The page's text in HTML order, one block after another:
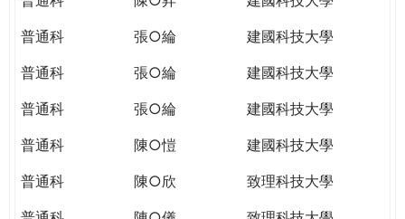
普通科
張○綸
建國科技大學
普通科
張○綸
建國科技大學
普通科
張○綸
建國科技大學
普通科
陳○愷
建國科技大學
普通科
陳○欣
致理科技大學